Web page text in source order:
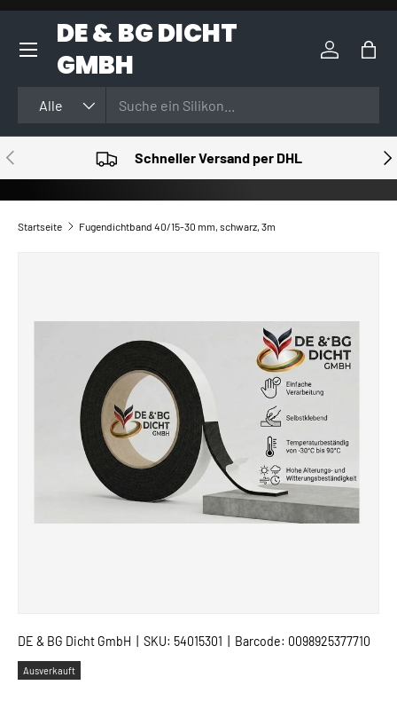
DIREKT ZUM INHALT
DE & BG DICHT
GMBH
Alle
Einloggen
VORHERIGE Schneller Versand per DHL
Startseite Fugendichtband 40/15-30 mm, schwarz, 3m
DE & BG Dicht GmbH SKU: 54015301 Barcode: 0098925377710
Ausverkauft